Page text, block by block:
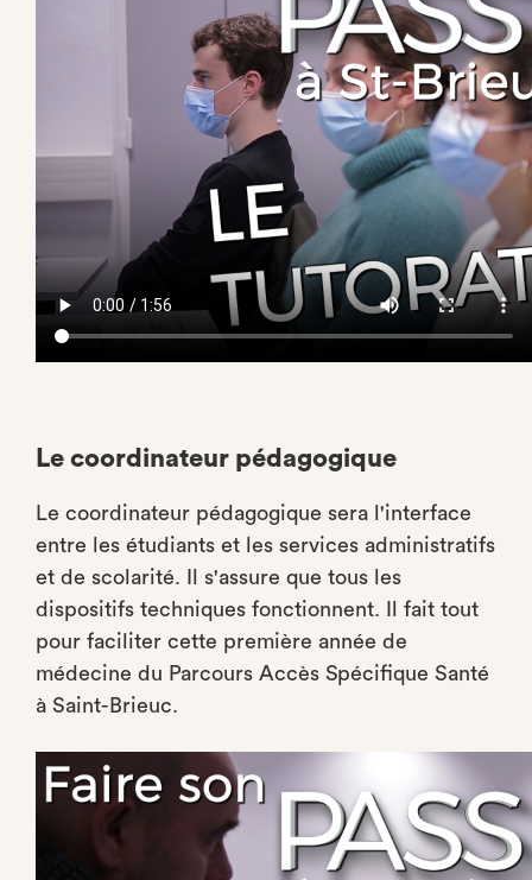
Le coordinateur pédagogique
Le coordinateur pédagogique sera l'interface
entre les étudiants et les services administratifs
et de scolarité. Il s'assure que tous les
dispositifs techniques fonctionnent. Il fait tout
pour faciliter cette première année de
médecine du Parcours Accès Spécifique Santé
à Saint-Brieuc.